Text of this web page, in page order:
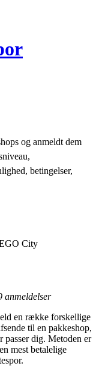
og anmeldt dem
betingelser,
City
anmeldelser
en række forskellige
til en pakkeshop,
passer dig. Metoden er
mest betalelige